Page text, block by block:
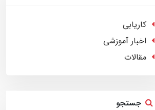
کاریابی
اخبار آموزشی
مقالات
جستجو